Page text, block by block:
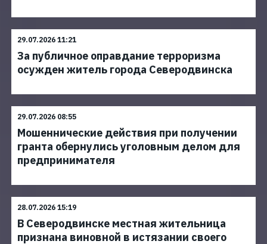
29.07.2026 11:21
За публичное оправдание терроризма
осужден житель города Северодвинска
29.07.2026 08:55
Мошеннические действия при получении
гранта обернулись уголовным делом для
предпринимателя
28.07.2026 15:19
В Северодвинске местная жительница
признана виновной в истязании своего